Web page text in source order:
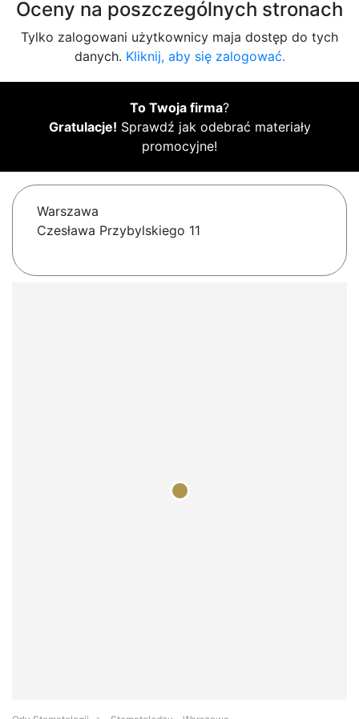
Oceny na poszczególnych stronach
Tylko zalogowani użytkownicy maja dostęp do tych
danych. Kliknij, aby się zalogować.
To Twoja firma?
Gratulacje! Sprawdź jak odebrać materiały
promocyjne!
Warszawa
Czesława Przybylskiego 11